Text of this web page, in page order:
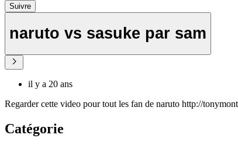
Suivre
naruto vs sasuke par sam
il y a 20 ans
Regarder cette video pour tout les fan de naruto http://
Catégorie